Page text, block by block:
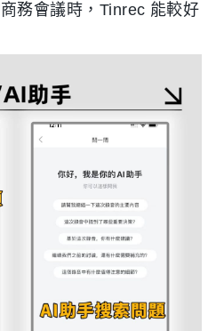
務會議時，Tinrec 能較好